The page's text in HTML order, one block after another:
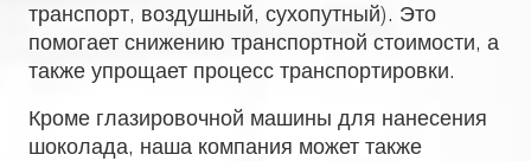
транспорт, воздушный, сухопутный). Это
помогает снижению транспортной стоимости, а
также упрощает процесс транспортировки.
Кроме глазировочной машины для нанесения
шоколада, наша компания может также